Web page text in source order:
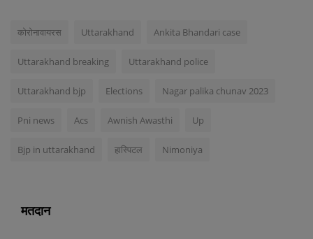
कोरोनावायरस Uttarakhand Ankita Bhandari case
Uttarakhand breaking Uttarakhand police
Uttarakhand bjp Elections Nagar palika chunav 2023
Pni news Acs Awnish Awasthi Up
Bjp in uttarakhand हास्पिटल Nimoniya
मतदान